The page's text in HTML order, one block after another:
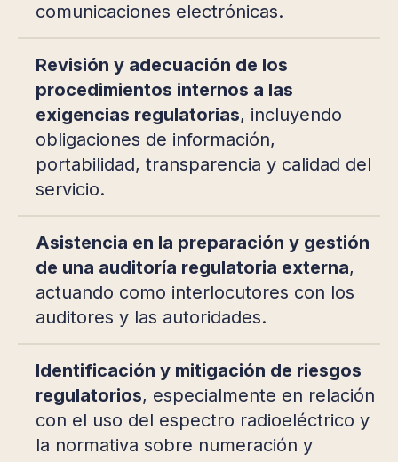
comunicaciones electrónicas.
Revisión y adecuación de los
procedimientos internos a las
exigencias regulatorias, incluyendo
obligaciones de información,
portabilidad, transparencia y calidad del
servicio.
Asistencia en la preparación y gestión
de una auditoría regulatoria externa,
actuando como interlocutores con los
auditores y las autoridades.
Identificación y mitigación de riesgos
regulatorios, especialmente en relación
con el uso del espectro radioeléctrico y
la normativa sobre numeración y